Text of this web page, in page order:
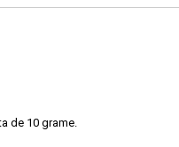
de 10 grame.